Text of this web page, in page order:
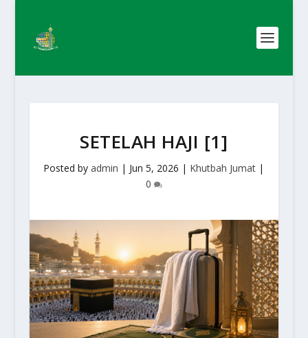
SETELAH HAJI [1]
Posted byadmin | Jun 5, 2026 | Khutbah Jumat |
0